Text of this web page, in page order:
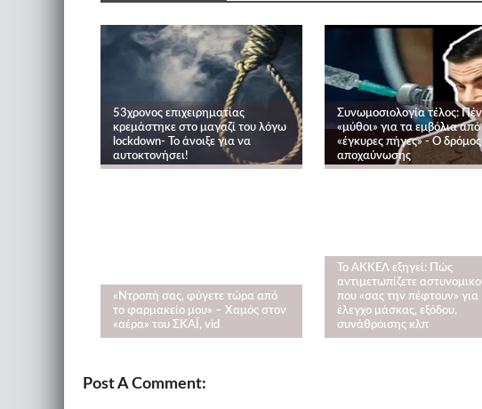
53χρονος επιχειρηματίας
κρεμάστηκε στο μαγαζί του λόγω
lockdown- Το άνοιξε για να
αυτοκτονήσει!
Συνωμοσιολογία τέλος:
«μύθοι» για τα εμβόλια από
«έγκυρες πήγες» - Ο δρόμος
αποχαύνωσης
«Ντροπή σας, φύγετε τώρα από
το φαρμακείο μου» – Χαμός στον
«αέρα» του ΣΚΑΪ, vid
Το ΑΚΚΕΛ εξηγεί: Πώς
αντιμετωπίζετε
που «σας την πέφτουν» για
έλεγχο μάσκας, εξόδου,
συνάθροισης κλπ
Post A Comment: